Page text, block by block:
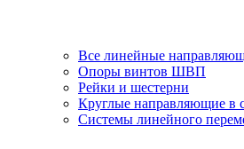
Все линейные
Опоры винтов ШВП
Рейки и шестерни
Круглые направляющие в
Системы линейного